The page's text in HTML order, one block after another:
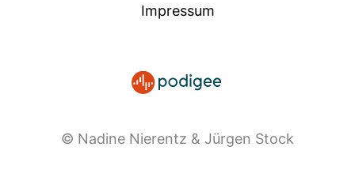
Impressum
© Nadine Nierentz & Jürgen Stock